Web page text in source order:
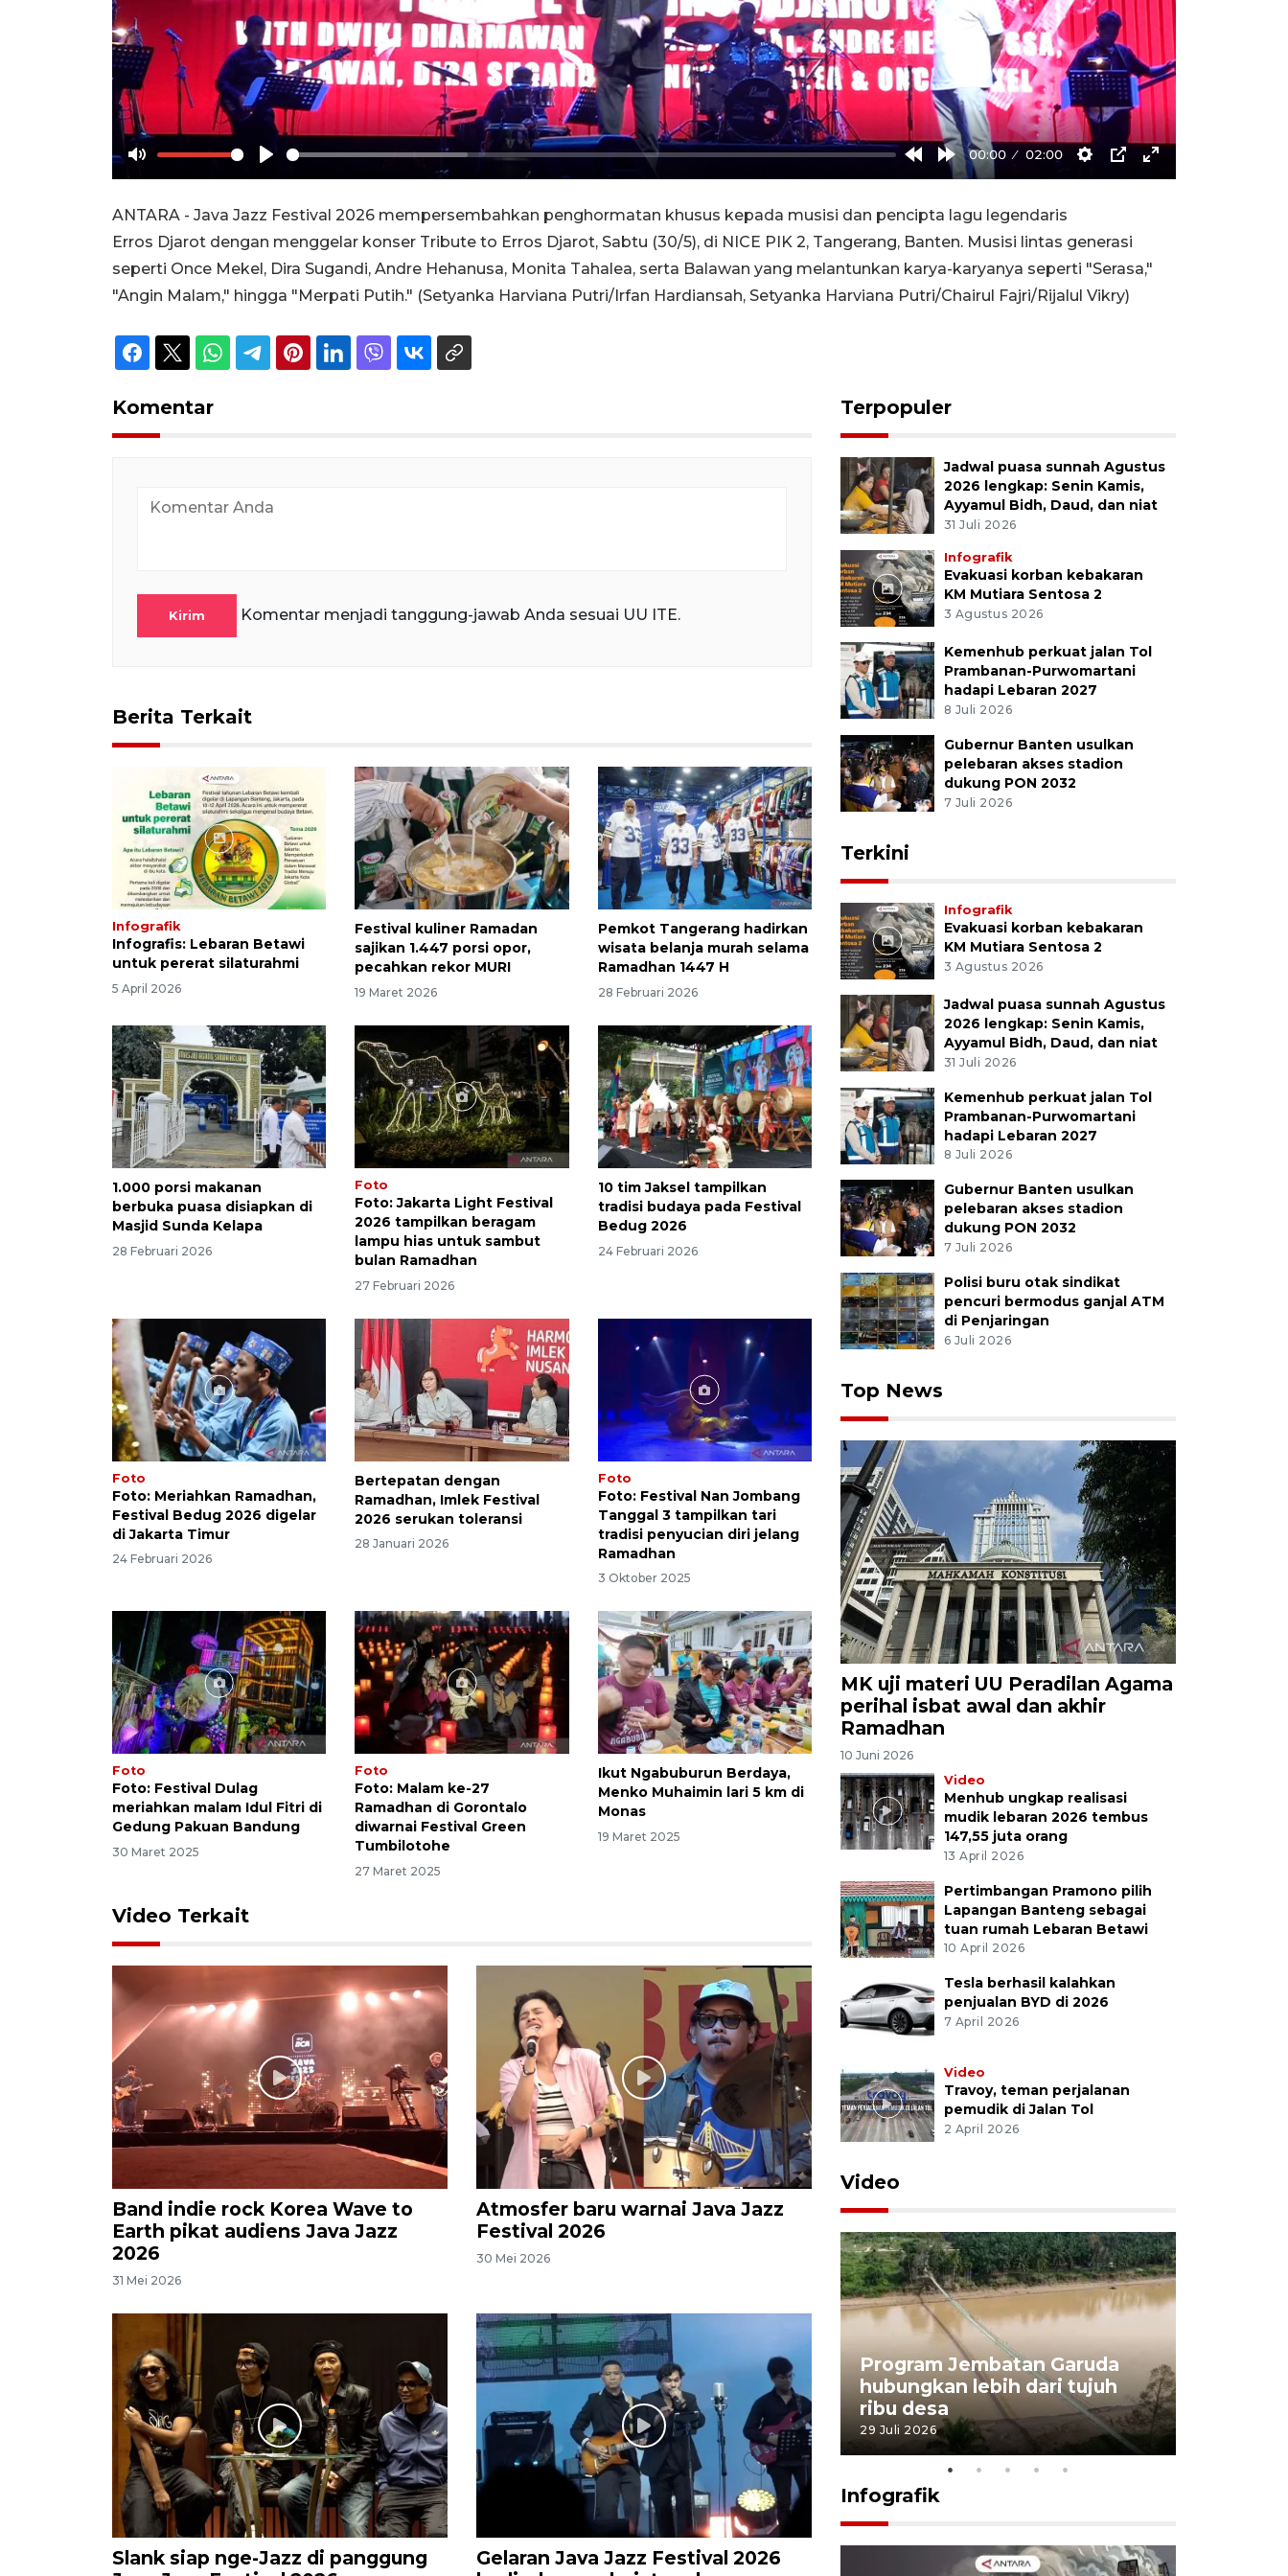
Mute Play
RewindForward
00:00 02:00
Settings
PIP Enter
ANTARA - Java Jazz Festival 2026 mempersembahkan penghormatan khusus kepada musisi dan pencipta lagu legendaris
Erros Djarot dengan menggelar konser Tribute to Erros Djarot, Sabtu (30/5), di NICE PIK 2, Tangerang, Banten. Musisi lintas generasi
seperti Once Mekel, Dira Sugandi, Andre Hehanusa, Monita Tahalea, serta Balawan yang melantunkan karya-karyanya seperti "Serasa,"
"Angin Malam," hingga "Merpati Putih." (Setyanka Harviana Putri/Irfan Hardiansah, Setyanka Harviana Putri/Chairul Fajri/Rijalul Vikry)
Komentar
Kirim Komentar menjadi tanggung-jawab Anda sesuai UU ITE.
Berita Terkait
Infografik
Infografis: Lebaran Betawi
untuk pererat silaturahmi
5 April 2026
Festival kuliner Ramadan
sajikan 1.447 porsi opor,
pecahkan rekor MURI
19 Maret 2026
Pemkot Tangerang hadirkan
wisata belanja murah selama
Ramadhan 1447 H
28 Februari 2026
1.000 porsi makanan
berbuka puasa disiapkan di
Masjid Sunda Kelapa
28 Februari 2026
Foto
Foto: Jakarta Light Festival
2026 tampilkan beragam
lampu hias untuk sambut
bulan Ramadhan
27 Februari 2026
10 tim Jaksel tampilkan
tradisi budaya pada Festival
Bedug 2026
24 Februari 2026
Foto
Foto: Meriahkan Ramadhan,
Festival Bedug 2026 digelar
di Jakarta Timur
24 Februari 2026
Bertepatan dengan
Ramadhan, Imlek Festival
2026 serukan toleransi
28 Januari 2026
Foto
Foto: Festival Nan Jombang
Tanggal 3 tampilkan tari
tradisi penyucian diri jelang
Ramadhan
3 Oktober 2025
Foto
Foto: Festival Dulag
meriahkan malam Idul Fitri di
Gedung Pakuan Bandung
30 Maret 2025
Foto
Foto: Malam ke-27
Ramadhan di Gorontalo
diwarnai Festival Green
Tumbilotohe
27 Maret 2025
Ikut Ngabuburun Berdaya,
Menko Muhaimin lari 5 km di
Monas
19 Maret 2025
Video Terkait
Band indie rock Korea Wave to
Earth pikat audiens Java Jazz
2026
31 Mei 2026
Atmosfer baru warnai Java Jazz
Festival 2026
30 Mei 2026
Slank siap nge-Jazz di panggung
Gelaran Java Jazz Festival 2026
Terpopuler
Jadwal puasa sunnah Agustus
2026 lengkap: Senin Kamis,
Ayyamul Bidh, Daud, dan niat
31 Juli 2026
Infografik
Evakuasi korban kebakaran
KM Mutiara Sentosa 2
3 Agustus 2026
Kemenhub perkuat jalan Tol
Prambanan-Purwomartani
hadapi Lebaran 2027
8 Juli 2026
Gubernur Banten usulkan
pelebaran akses stadion
dukung PON 2032
7 Juli 2026
Terkini
Infografik
Evakuasi korban kebakaran
KM Mutiara Sentosa 2
3 Agustus 2026
Jadwal puasa sunnah Agustus
2026 lengkap: Senin Kamis,
Ayyamul Bidh, Daud, dan niat
31 Juli 2026
Kemenhub perkuat jalan Tol
Prambanan-Purwomartani
hadapi Lebaran 2027
8 Juli 2026
Gubernur Banten usulkan
pelebaran akses stadion
dukung PON 2032
7 Juli 2026
Polisi buru otak sindikat
pencuri bermodus ganjal ATM
di Penjaringan
6 Juli 2026
Top News
MK uji materi UU Peradilan Agama
perihal isbat awal dan akhir
Ramadhan
10 Juni 2026
Video
Menhub ungkap realisasi
mudik lebaran 2026 tembus
147,55 juta orang
13 April 2026
Pertimbangan Pramono pilih
Lapangan Banteng sebagai
tuan rumah Lebaran Betawi
10 April 2026
Tesla berhasil kalahkan
penjualan BYD di 2026
7 April 2026
Video
Travoy, teman perjalanan
pemudik di Jalan Tol
2 April 2026
Video
Gabung Persebaya, striker
timnas Ramadhan Sananta
kembali asah naluri
9 Juli 2026
Program Jembatan Garuda
hubungkan lebih dari tujuh
ribu desa
29 Juli 2026
Infografik